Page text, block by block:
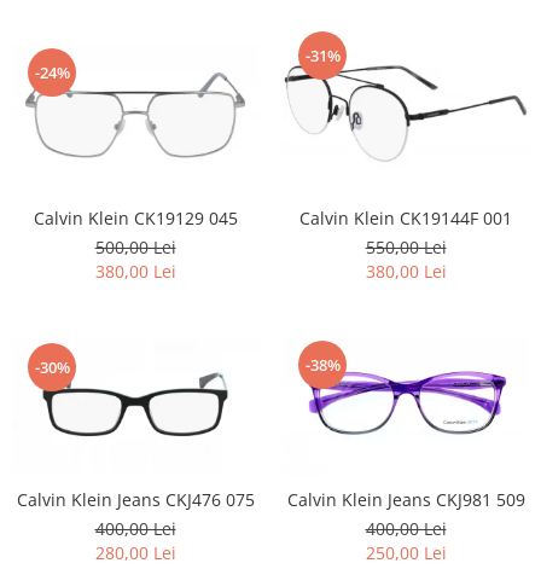
-24%
Calvin Klein CK19129 045
500,00 Lei
380,00 Lei
-31%
Calvin Klein CK19144F 001
550,00 Lei
380,00 Lei
-30%
Calvin Klein Jeans CKJ476 075
400,00 Lei
280,00 Lei
-38%
Calvin Klein Jeans CKJ981 509
400,00 Lei
250,00 Lei